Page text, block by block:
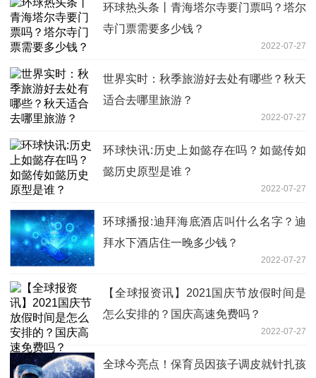
环球热头条丨青海塔尔寺要门票吗？塔尔
寺门票需要多少钱？
2022-07-27
世界实时：秋季旅游好去处有哪些？秋天
适合去哪里旅游？
2022-07-27
环球快讯:历史上如懿存在吗？如懿传如
懿历史原型是谁？
2022-07-27
环球播报:迪拜海底酒店叫什么名字？迪
拜水下酒店住一晚多少钱？
2022-07-27
【全球报资讯】2021国庆节放假时间是
怎么安排的？国庆高速免费吗？
2022-07-27
全球今亮点！保育员因孩子调皮就针扎孩